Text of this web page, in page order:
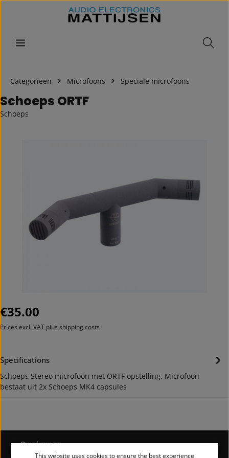
Skip to main content
Categorieën Microfoons Speciale microfoons
Schoeps ORTF
Schoeps
Regular price:
€35.00
Prices excl. VAT plus shipping costs
Specifications
Schoeps Stereo microfoon met ORTF opstelling. Microfoon
bestaat uit 2x Schoeps MK4 capsules
Snel naar
This website uses cookies to ensure the best experience